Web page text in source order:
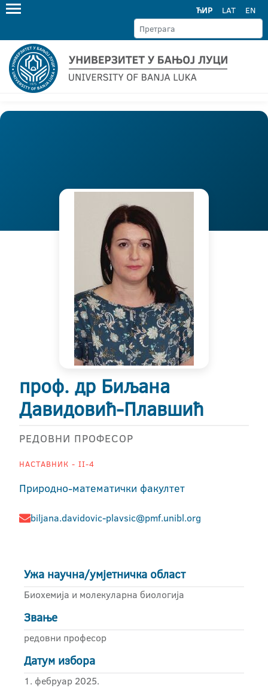
ЋИР LAT EN
проф. др Биљана
Давидовић-Плавшић
РЕДОВНИ ПРОФЕСОР
НАСТАВНИК - II-4
Природно-математички факултет
biljana.davidovic-plavsic@pmf.unibl.org
Ужа научна/умјетничка област
Биохемија и молекуларна биологија
Звање
редовни професор
Датум избора
1. фебруар 2025.